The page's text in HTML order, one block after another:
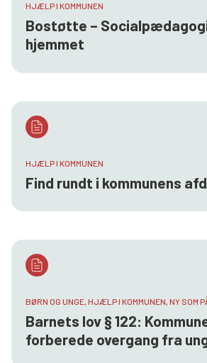
HJÆLP I KOMMUNEN
Bostøtte –
hjemmet
HJÆLP I KOMMUNEN
Find rundt i kommunens
BØRN OG UNGE, HJÆLP I KOMMUNEN, NY SOM
Barnets lov § 122:
forberede overgang fra